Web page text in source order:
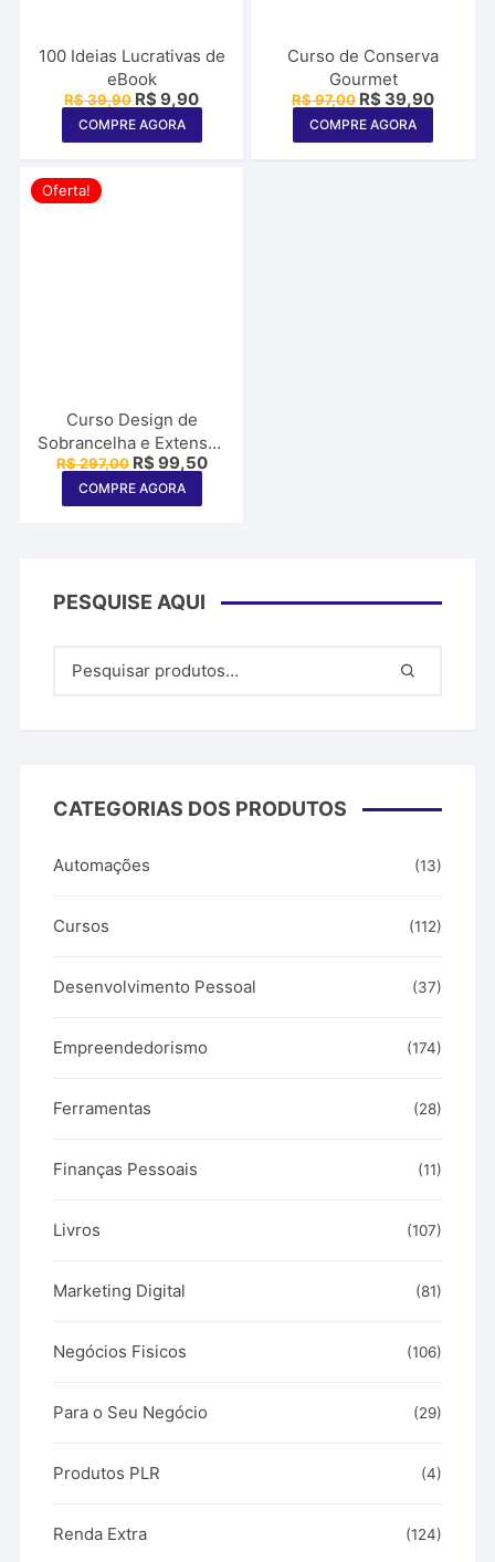
100 Ideias Lucrativas de
eBook
R$39,90 O
preço
original
era:
R$9,90O
preço
é:
COMPRE AGORA
Curso de Conserva
Gourmet
R$97,00 O
preço
original
era:
R$ 39,90O
COMPRE AGORA
Oferta!
Curso Design de
Sobrancelha e Extensão
de Cílios
R$297,00 O
preço
original
era:
R$99,50O
COMPRE AGORA
PESQUISE AQUI
CATEGORIAS DOS PRODUTOS
Automações (13)
Cursos (112)
Desenvolvimento Pessoal (37)
Empreendedorismo (174)
Ferramentas (28)
Finanças Pessoais (11)
Livros (107)
Marketing Digital (81)
Negócios Fisicos (106)
Para o Seu Negócio (29)
Produtos PLR (4)
Renda Extra (124)